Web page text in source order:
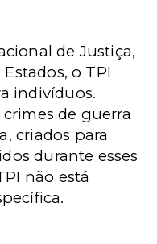
de Justiça,
o TPI
indivíduos.
de guerra
criados para
durante esses
não está